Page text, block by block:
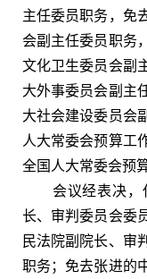
主任委员职务，免
会副主任委员职务
文化卫生委员会副
大外事委员会副主
大社会建设委员会
人大常委会预算工
全国人大常委会预
会议经表决，
长、审判委员会委
民法院副院长、审
职务；免去张进的